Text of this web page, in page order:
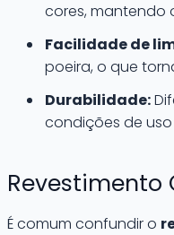
cores, mantendo
Facilidade de
poeira, o que
Durabilidade:
condições de
Revestimento
É comum confundir o